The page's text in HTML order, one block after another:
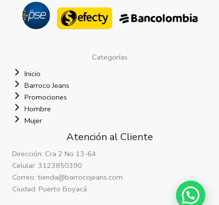
Categorías
Inicio
Barroco Jeans
Promociones
Hombre
Mujer
Atención al Cliente
Dirección: Cra 2 No 13-64
Celular: 3123850390
Correo: tienda@barrocojeans.com
Ciudad: Puerto Boyacá